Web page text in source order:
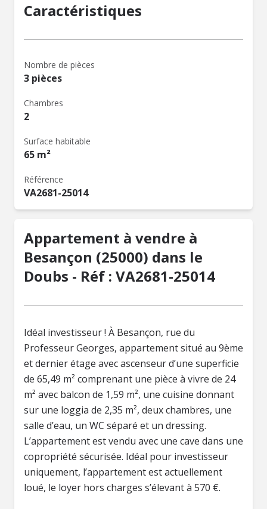
Caractéristiques
Nombre de pièces
3 pièces
Chambres
2
Surface habitable
65 m²
Référence
VA2681-25014
Appartement à vendre à
Besançon (25000) dans le
Doubs - Réf : VA2681-25014
Idéal investisseur ! À Besançon, rue du
Professeur Georges, appartement situé au 9ème
et dernier étage avec ascenseur d’une superficie
de 65,49 m² comprenant une pièce à vivre de 24
m² avec balcon de 1,59 m², une cuisine donnant
sur une loggia de 2,35 m², deux chambres, une
salle d’eau, un WC séparé et un dressing.
L’appartement est vendu avec une cave dans une
copropriété sécurisée. Idéal pour investisseur
uniquement, l’appartement est actuellement
loué, le loyer hors charges s’élevant à 570 €.